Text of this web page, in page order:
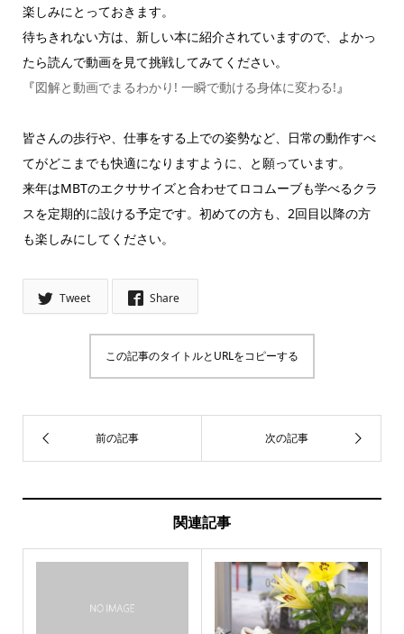
楽しみにとっておきます。
待ちきれない方は、新しい本に紹介されていますので、よかっ
たら読んで動画を見て挑戦してみてください。
『図解と動画でまるわかり! 一瞬で動ける身体に変わる!』
皆さんの歩行や、仕事をする上での姿勢など、日常の動作すべ
てがどこまでも快適になりますように、と願っています。
来年はMBTのエクササイズと合わせてロコムーブも学べるクラ
スを定期的に設ける予定です。初めての方も、2回目以降の方
も楽しみにしてください。
Tweet Share
この記事のタイトルとURLをコピーする
関連記事